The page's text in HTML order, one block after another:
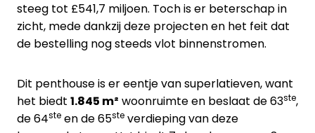
steeg tot £541,7 miljoen. Toch is er beterschap in
zicht, mede dankzij deze projecten en het feit dat
de bestelling nog steeds vlot binnenstromen.
Dit penthouse is er eentje van superlatieven, want
het biedt 1.845 m² woonruimte en beslaat de 63ste,
de 64ste en de 65ste verdieping van deze